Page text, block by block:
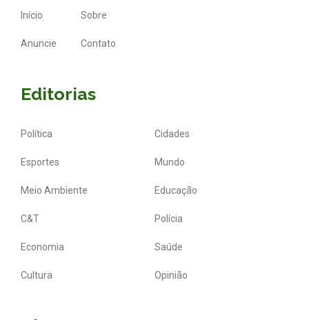
Início Sobre
Anuncie Contato
Editorias
Política Cidades
Esportes Mundo
Meio Ambiente Educação
C&T Polícia
Economia Saúde
Cultura Opinião